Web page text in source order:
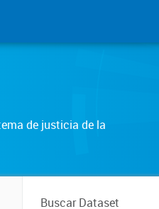
de justicia de la